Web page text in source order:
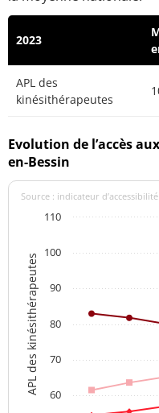
2023
APL des
kinésithérapeutes
Evolution de l’accès
en-Bessin
APL des kinésithérapeutes
Source : indicateur
60
70
80
90
100
110